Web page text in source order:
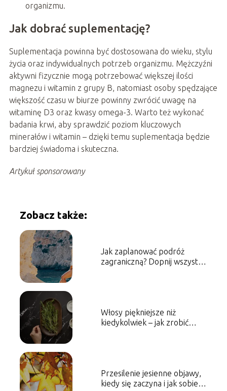
organizmu.
Jak dobrać suplementację?
Suplementacja powinna być dostosowana do wieku, stylu
życia oraz indywidualnych potrzeb organizmu. Mężczyźni
aktywni fizycznie mogą potrzebować większej ilości
magnezu i witamin z grupy B, natomiast osoby spędzające
większość czasu w biurze powinny zwrócić uwagę na
witaminę D3 oraz kwasy omega-3. Warto też wykonać
badania krwi, aby sprawdzić poziom kluczowych
minerałów i witamin – dzięki temu suplementacja będzie
bardziej świadoma i skuteczna.
Artykuł sponsorowany
Zobacz także:
Jak zaplanować podróż
zagraniczną? Dopnij wszystko
Włosy piękniejsze niż
kiedykolwiek – jak zrobić
Przesilenie jesienne objawy,
kiedy się zaczyna i jak sobie z